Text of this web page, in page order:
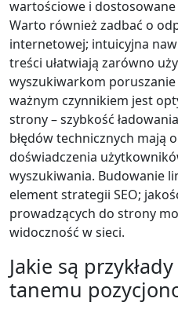
wartościowe i
Warto również zadbać o
internetowej; intuicyjna
treści ułatwiają zarówno
wyszukiwarkom
ważnym czynnikiem jest
strony – szybkość
błędów technicznych mają
doświadczenia
wyszukiwania. Budowanie
element strategii SEO;
prowadzących do strony
widoczność w sieci.
Jakie są
tanemu